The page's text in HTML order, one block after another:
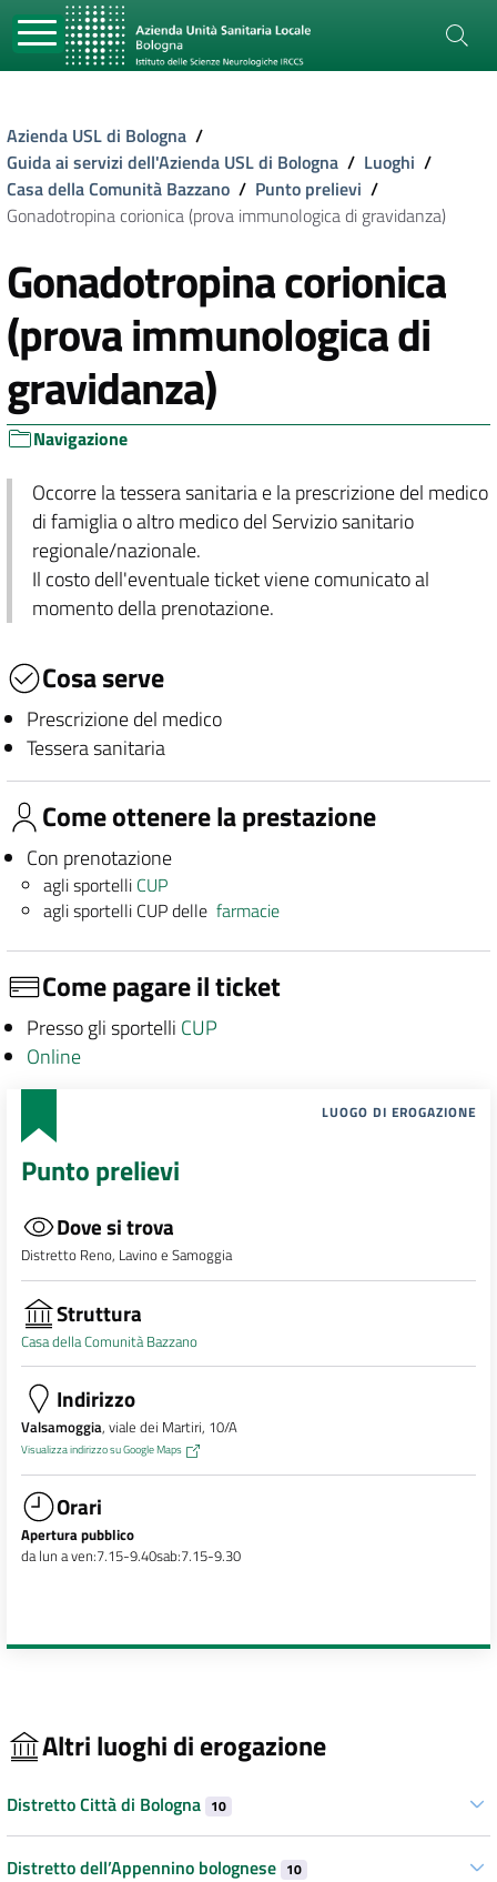
Azienda USL di Bologna /
Guida ai servizi dell'Azienda USL di Bologna / Luoghi /
Casa della Comunità Bazzano / Punto prelievi /
Gonadotropina corionica (prova immunologica di gravidanza)
Gonadotropina corionica
(prova immunologica di
gravidanza)
Navigazione
Occorre la tessera sanitaria e la prescrizione del medico
di famiglia o altro medico del Servizio sanitario
regionale/nazionale.
Il costo dell'eventuale ticket viene comunicato al
momento della prenotazione.
Cosa serve
Prescrizione del medico
Tessera sanitaria
Come ottenere la prestazione
Con prenotazione
agli sportelli CUP
agli sportelli CUP dellefarmacie
Come pagare il ticket
Presso gli sportelli CUP
Online
LUOGO DI EROGAZIONE
Punto prelievi
Dove si trova
Distretto Reno, Lavino e Samoggia
Struttura
Casa della Comunità Bazzano
Indirizzo
Valsamoggia, viale dei Martiri, 10/A
Visualizza indirizzo su Google Maps
Orari
Apertura pubblico
da lun a ven:7.15-9.40sab:7.15-9.30
Altri luoghi di erogazione
Distretto Città di Bologna 10
Distretto dell’Appennino bolognese 10